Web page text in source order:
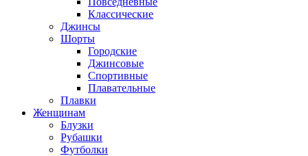
Классические
Джинсы
Шорты
Городские
Джинсовые
Спортивные
Плавательные
Плавки
Женщинам
Блузки
Рубашки
Футболки